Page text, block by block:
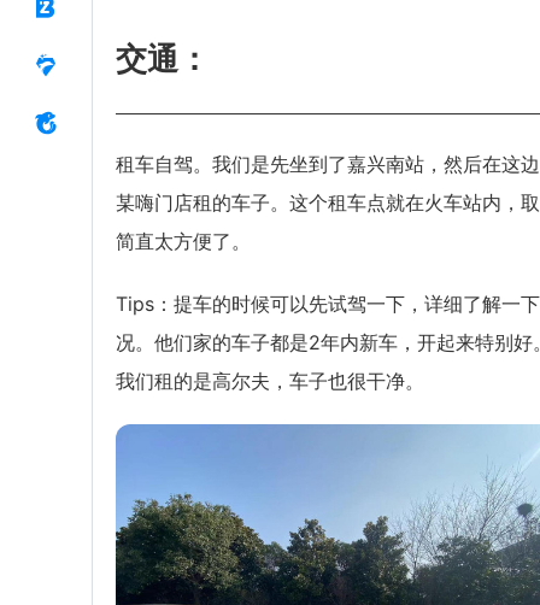
交通：
租车自驾。我们是先坐到了嘉兴南站，然后在这
某嗨门店租的车子。这个租车点就在火车站内，
简直太方便了。
Tips：提车的时候可以先试驾一下，详细了解一
况。他们家的车子都是2年内新车，开起来特别好
我们租的是高尔夫，车子也很干净。